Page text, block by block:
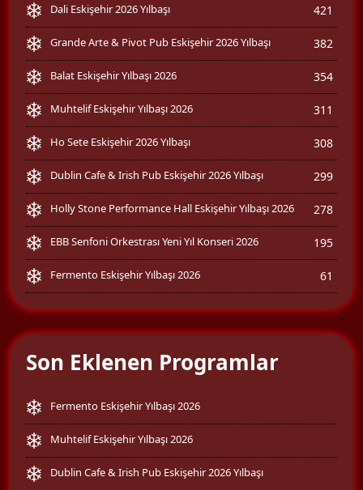
Dali Eskişehir 2026 Yılbaşı 421
Grande Arte & Pivot Pub Eskişehir 2026 Yılbaşı 382
Balat Eskişehir Yılbaşı 2026 354
Muhtelif Eskişehir Yılbaşı 2026 311
Ho Sete Eskişehir 2026 Yılbaşı 308
Dublin Cafe & Irish Pub Eskişehir 2026 Yılbaşı 299
Holly Stone Performance Hall Eskişehir Yılbaşı 2026 278
EBB Senfoni Orkestrası Yeni Yıl Konseri 2026 195
Fermento Eskişehir Yılbaşı 2026 61
Son Eklenen Programlar
Fermento Eskişehir Yılbaşı 2026
Muhtelif Eskişehir Yılbaşı 2026
Dublin Cafe & Irish Pub Eskişehir 2026 Yılbaşı